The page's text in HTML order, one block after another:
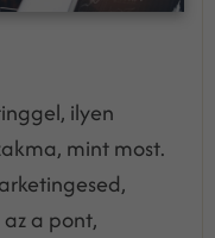
ilyen
mint most.
a pont,